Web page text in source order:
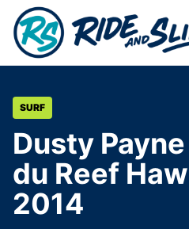
Aller au contenu
SURF
Dusty
du Reef
2014